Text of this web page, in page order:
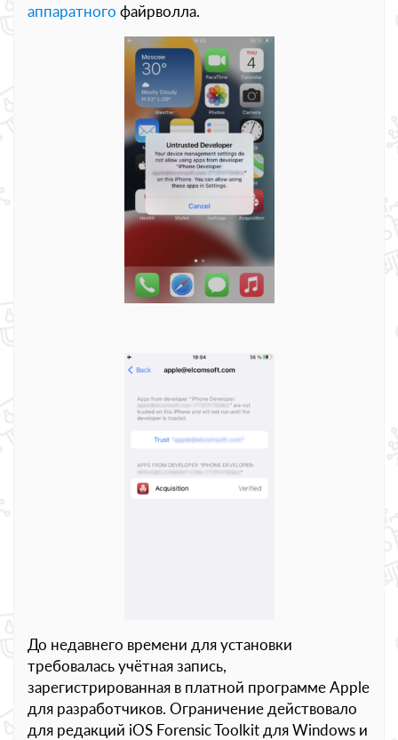
аппаратного файрволла.
До недавнего времени для установки
требовалась учётная запись,
зарегистрированная в платной программе Apple
для разработчиков. Ограничение действовало
для редакций iOS Forensic Toolkit для Windows и